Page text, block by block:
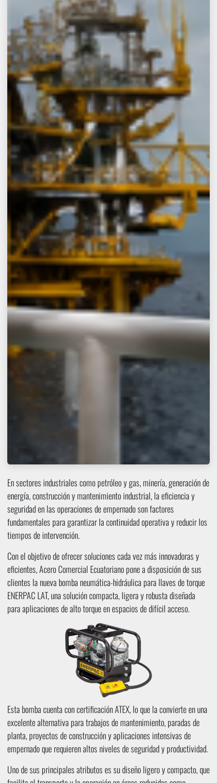
En sectores industriales como petróleo y gas, minería, generación de
energía, construcción y mantenimiento industrial, la eficiencia y
seguridad en las operaciones de empernado son factores
fundamentales para garantizar la continuidad operativa y reducir los
tiempos de intervención.
Con el objetivo de ofrecer soluciones cada vez más innovadoras y
eficientes, Acero Comercial Ecuatoriano pone a disposición de sus
clientes la nueva bomba neumática-hidráulica para llaves de torque
ENERPAC LAT, una solución compacta, ligera y robusta diseñada
para aplicaciones de alto torque en espacios de difícil acceso.
Esta bomba cuenta con certificación ATEX, lo que la convierte en una
excelente alternativa para trabajos de mantenimiento, paradas de
planta, proyectos de construcción y aplicaciones intensivas de
empernado que requieren altos niveles de seguridad y productividad.
Uno de sus principales atributos es su diseño ligero y compacto, que